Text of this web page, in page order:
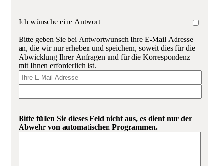
Ich wünsche eine Antwort
Bitte geben Sie bei Antwortwunsch Ihre E-Mail Adresse
an, die wir nur erheben und speichern, soweit dies für die
Abwicklung Ihrer Anfragen und für die Korrespondenz
mit Ihnen erforderlich ist.
Bitte füllen Sie dieses Feld nicht aus, es dient nur der
Abwehr von automatischen Programmen.